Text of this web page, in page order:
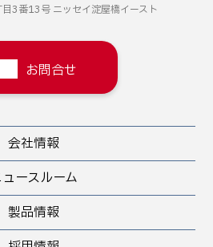
目3番13号 ニッセイ淀屋橋イースト
お問合せ
会社情報
ースルーム
製品情報